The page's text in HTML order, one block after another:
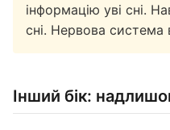
інформацію уві сні.
сні. Нервова система
Інший бік: